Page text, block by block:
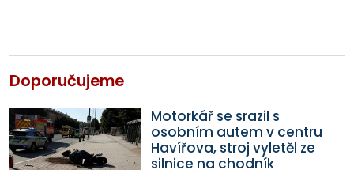
Doporučujeme
Motorkář se srazil s
osobním autem v centru
Havířova, stroj vyletěl ze
silnice na chodník